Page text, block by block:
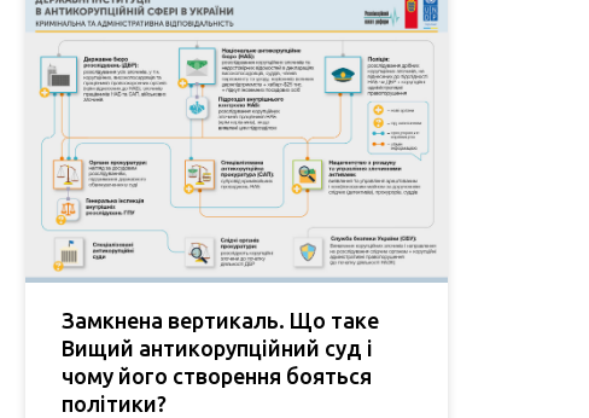
Замкнена вертикаль. Що таке
Вищий антикорупційний суд і
чому його створення бояться
політики?